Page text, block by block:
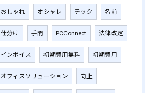
おしゃれ オシャレ テック 名前
仕分け 手間 PCConnect 法律改定
インボイス 初期費用無料 初期費用
オフィスソリューション 向上